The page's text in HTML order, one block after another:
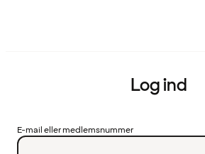
Log ind
E-mail eller medlemsnummer